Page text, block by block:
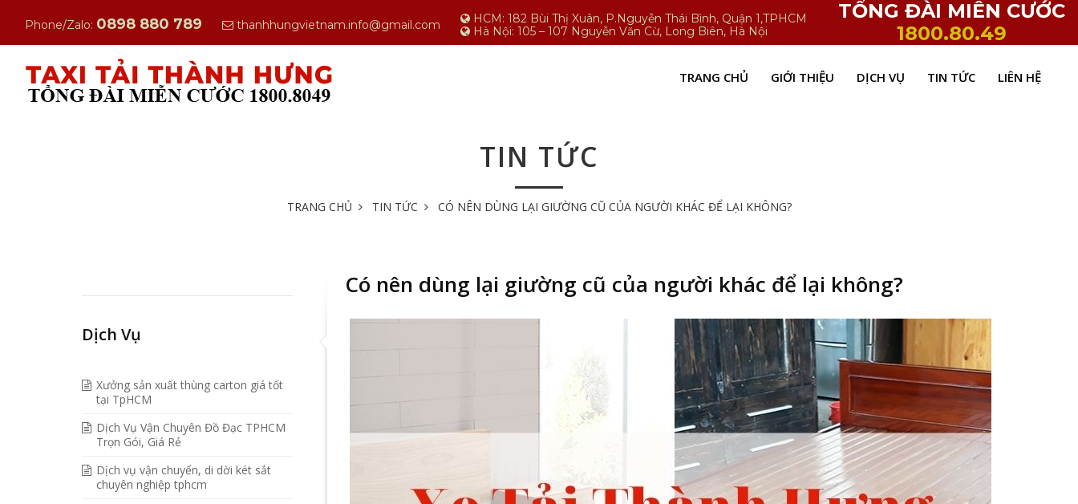
Phone/Zalo: 0898 880 789 thanhhungvietnam.info@gmail.com
HCM: 182 Bùi Thị Xuân, P.Nguyễn Thái Bình, Quận 1,TPHCM
Hà Nội: 105 – 107 Nguyễn Văn Cừ, Long Biên, Hà Nội
TỔNG ĐÀI MIỄN CƯỚC
1800.80.49
TRANG CHỦ GIỚI THIỆU DỊCH VỤ TIN TỨC LIÊN HỆ
TIN TỨC
TRANG CHỦ TIN TỨC CÓ NÊN DÙNG LẠI GIƯỜNG CŨ CỦA NGƯỜI KHÁC ĐỂ LẠI KHÔNG?
Dịch Vụ
Xưởng sản xuất thùng carton giá tốt
tại TpHCM
Dịch Vụ Vận Chuyên Đồ Đạc TPHCM
Trọn Gói, Giá Rẻ
Dịch vụ vận chuyển, di dời két sắt
chuyên nghiệp tphcm
Có nên dùng lại giường cũ của người khác để lại không?